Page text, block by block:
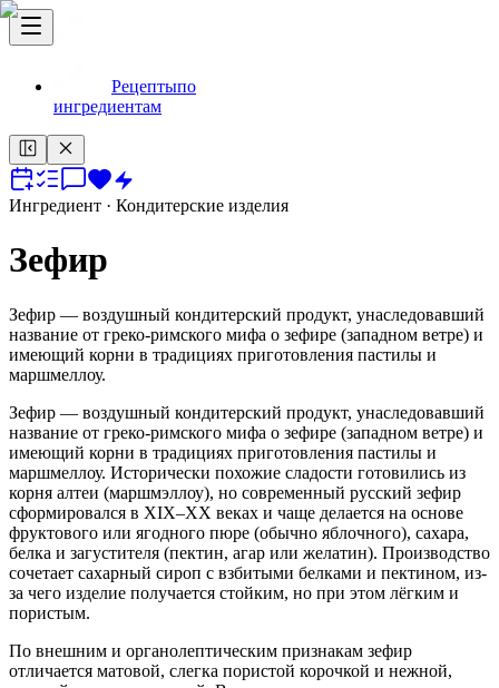
Рецептыпо
ингредиентам
Ингредиент · Кондитерские изделия
Зефир
Зефир — воздушный кондитерский продукт, унаследовавший
название от греко-римского мифа о зефире (западном ветре) и
имеющий корни в традициях приготовления пастилы и
маршмеллоу.
Зефир — воздушный кондитерский продукт, унаследовавший
название от греко-римского мифа о зефире (западном ветре) и
имеющий корни в традициях приготовления пастилы и
маршмеллоу. Исторически похожие сладости готовились из
корня алтеи (маршмэллоу), но современный русский зефир
сформировался в XIX–XX веках и чаще делается на основе
фруктового или ягодного пюре (обычно яблочного), сахара,
белка и загустителя (пектин, агар или желатин). Производство
сочетает сахарный сироп с взбитыми белками и пектином, из-
за чего изделие получается стойким, но при этом лёгким и
пористым.
По внешним и органолептическим признакам зефир
отличается матовой, слегка пористой корочкой и нежной,